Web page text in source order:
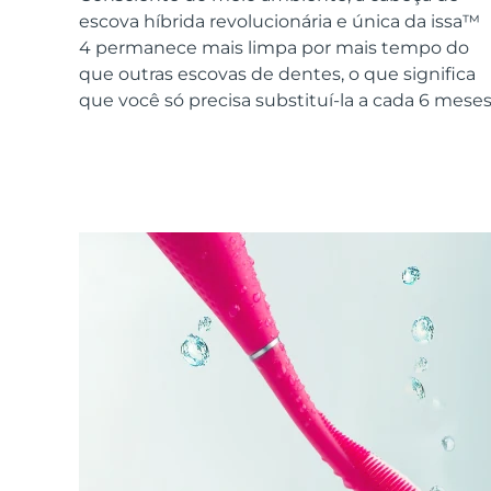
escova híbrida revolucionária e única da issa™
4 permanece mais limpa por mais tempo do
que outras escovas de dentes, o que significa
que você só precisa substituí-la a cada 6
All acne treatment devices
All revitalizing eye massagers
Cuidados de pele KIWI™
Advanced pore care essentials
LUNA™ Dual-Peptide Scalp
Serum
For healthy hair
issa™ Teeth Whitening Gel
18% PAP
Cosméticos Homens